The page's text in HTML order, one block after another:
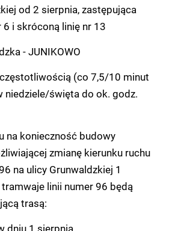
od 2 sierpnia, zastępująca
6 i skróconą linię nr 13
- JUNIKOWO
(co 7,5/10 minut
niedziele/święta do ok. godz.
na konieczność budowy
zmianę kierunku ruchu
na ulicy Grunwaldzkiej 1
linii numer 96 będą
trasą:
dniu 1 sierpnia